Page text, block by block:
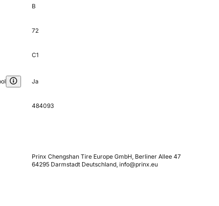
B
72
C1
Ja
484093
Prinx Chengshan Tire Europe GmbH, Berliner Allee 47
64295 Darmstadt Deutschland, info@prinx.eu